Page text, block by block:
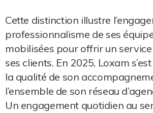
Cette distinction illustre
professionnalisme de ses
mobilisées pour offrir un
ses clients. En 2025, Loxam
la qualité de son
l’ensemble de son réseau
Un engagement quotidien au